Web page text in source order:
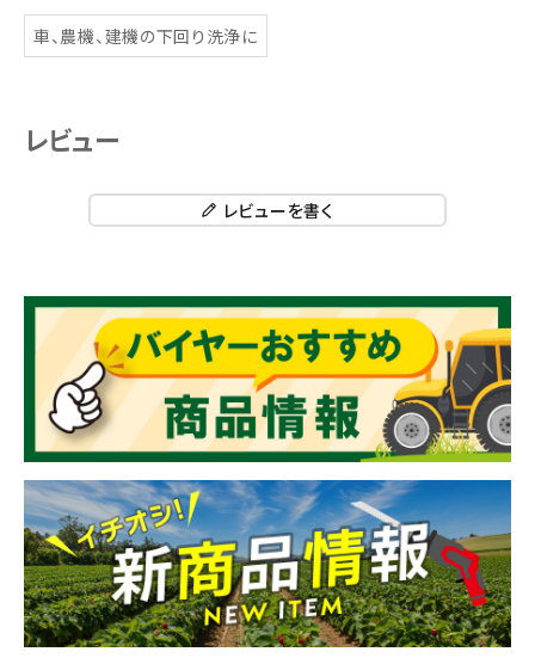
車、農機、建機の下回り洗浄に
レビュー
レビューを書く